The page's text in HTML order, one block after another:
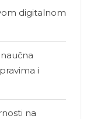
digitalnom
i
na